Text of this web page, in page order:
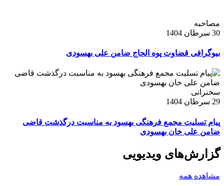
مصاحبه
30 سرطان 1404
بیوگرافی قضاوت پوه الحاج ضامن علی بهسودی
سخنرانی
29 سرطان 1404
پیام تسلیت مجمع فرهنگی بهسود به مناسبت درگذشت قاضی
ضامن علی خان بهسودی
گزارش‌های ویدیویی
مشاهده همه